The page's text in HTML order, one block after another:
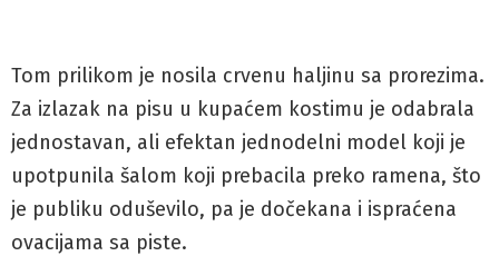
Tom prilikom je nosila crvenu haljinu sa prorezima.
Za izlazak na pisu u kupaćem kostimu je odabrala
jednostavan, ali efektan jednodelni model koji je
upotpunila šalom koji prebacila preko ramena, što
je publiku oduševilo, pa je dočekana i ispraćena
ovacijama sa piste.